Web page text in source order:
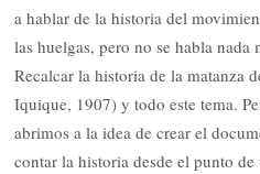
a hablar de la historia del
las huelgas, pero no se habla nada
Recalcar la historia de la matanza
Iquique, 1907) y todo este tema.
abrimos a la idea de crear el
contar la historia desde el punto